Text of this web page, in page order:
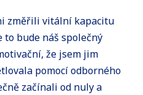
změřili vitální kapacitu
to bude náš společný
že jsem jim
pomocí odborného
začínali od nuly a